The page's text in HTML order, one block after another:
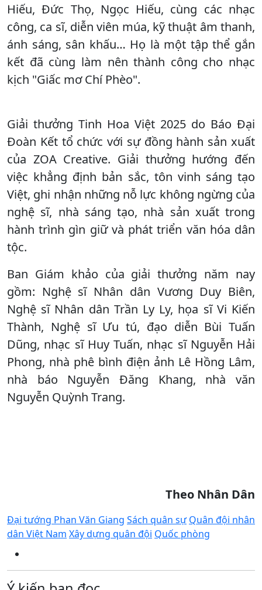
Hiếu, Đức Thọ, Ngọc Hiếu, cùng các nhạc
công, ca sĩ, diễn viên múa, kỹ thuật âm thanh,
ánh sáng, sân khấu… Họ là một tập thể gắn
kết đã cùng làm nên thành công cho nhạc
kịch "Giấc mơ Chí Phèo".
Giải thưởng Tinh Hoa Việt 2025 do Báo Đại
Đoàn Kết tổ chức với sự đồng hành sản xuất
của ZOA Creative. Giải thưởng hướng đến
việc khẳng định bản sắc, tôn vinh sáng tạo
Việt, ghi nhận những nỗ lực không ngừng của
nghệ sĩ, nhà sáng tạo, nhà sản xuất trong
hành trình gìn giữ và phát triển văn hóa dân
tộc.
Ban Giám khảo của giải thưởng năm nay
gồm: Nghệ sĩ Nhân dân Vương Duy Biên,
Nghệ sĩ Nhân dân Trần Ly Ly, họa sĩ Vi Kiến
Thành, Nghệ sĩ Ưu tú, đạo diễn Bùi Tuấn
Dũng, nhạc sĩ Huy Tuấn, nhạc sĩ Nguyễn Hải
Phong, nhà phê bình điện ảnh Lê Hồng Lâm,
nhà báo Nguyễn Đăng Khang, nhà văn
Nguyễn Quỳnh Trang.
Theo Nhân Dân
Đại tướng Phan Văn Giang Sách quân sự Quân đội nhân
dân Việt Nam Xây dựng quân đội Quốc phòng